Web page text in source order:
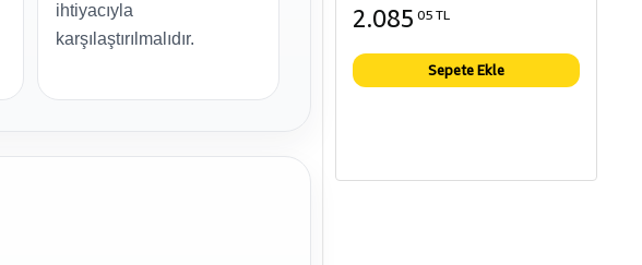
ihtiyacıyla
karşılaştırılmalıdır.
2.085 05 TL
Sepete Ekle